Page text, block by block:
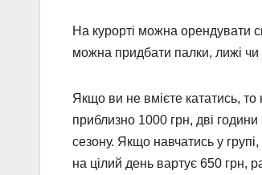
На курорті можна орендувати
можна придбати палки, лижі
Якщо ви не вмієте кататись,
приблизно 1000 грн, дві
сезону. Якщо навчатись у
на цілий день вартує 650 грн,